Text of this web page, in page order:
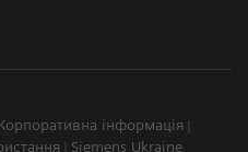
інформація
Siemens Ukraine